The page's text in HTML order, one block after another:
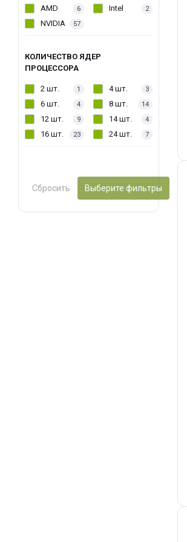
AMD 6 Intel 2
NVIDIA 57
КОЛИЧЕСТВО ЯДЕР
ПРОЦЕССОРА
2 шт. 1 4 шт. 3
6 шт. 4 8 шт. 14
12 шт. 9 14 шт. 4
16 шт. 23 24 шт. 7
Сбросить Выберите фильтры